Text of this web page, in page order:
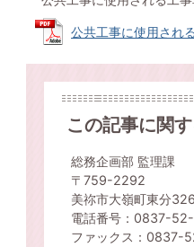
公共工事に使用され
この記事に関
総務企画部 監理課
〒759-2292
美祢市大嶺町東分
電話番号：0837-52-
ファックス：0837-